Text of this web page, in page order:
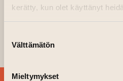
kerätty, kun olet käyttänyt
valinta
Välttämätön
Mieltymykset
WAM Kilta Gallery, 1
B2